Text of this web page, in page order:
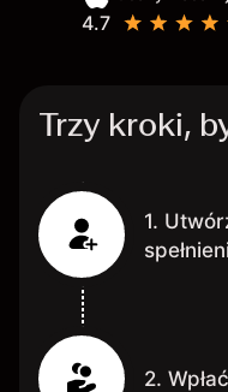
4.7
Trzy kroki,
1.
2.